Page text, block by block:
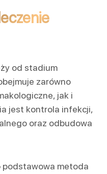
od stadium
zarówno
jak i
jest kontrola infekcji,
oraz odbudowa
podstawowa metoda